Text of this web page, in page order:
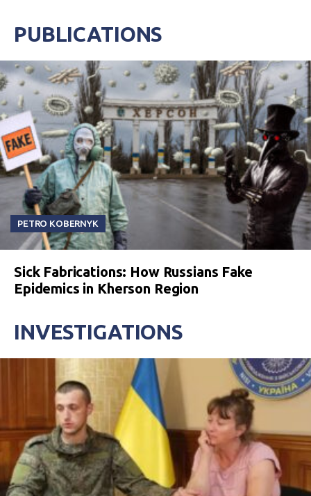
PUBLICATIONS
PETRO KOBERNYK
Sick Fabrications: How Russians Fake
Epidemics in Kherson Region
INVESTIGATIONS